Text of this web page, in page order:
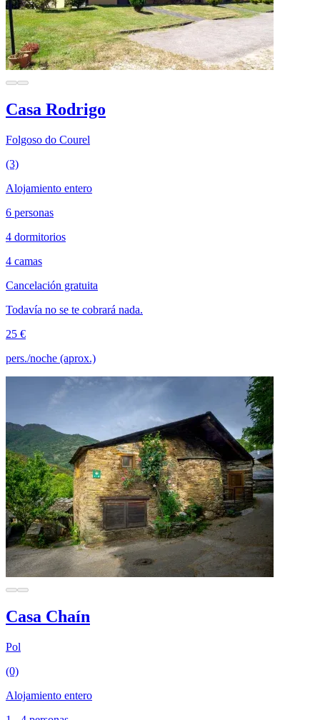
Casa Rodrigo
Folgoso do Courel
(3)
Alojamiento entero
6 personas
4 dormitorios
4 camas
Cancelación gratuita
Todavía no se te cobrará nada.
25 €
pers./noche (aprox.)
Casa Chaín
Pol
(0)
Alojamiento entero